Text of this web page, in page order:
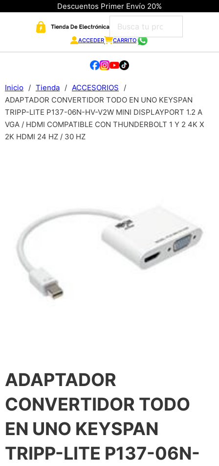
Descuentos Primer Envío 20%
ACCEDER CARRITO
Inicio / Tienda / ACCESORIOS
/
ADAPTADOR CONVERTIDOR TODO EN UNO KEYSPAN
TRIPP-LITE P137-06N-HV-V2W MINI DISPLAYPORT 1.2 A
VGA / HDMI COMPATIBLE CON THUNDERBOLT 1 Y 2 4K X
2K HDMI 24 HZ / 30 HZ
ADAPTADOR
CONVERTIDOR TODO
EN UNO KEYSPAN
TRIPP-LITE P137-06N-